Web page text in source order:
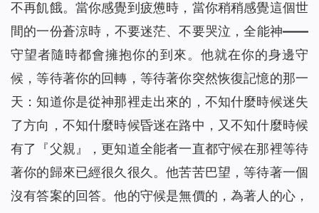
不再飢餓。當你感覺到疲憊時，當你稍稍感覺這個世
間的一份蒼涼時，不要迷茫、不要哭泣，全能神——
守望者隨時都會擁抱你的到來。他就在你的身邊守
候，等待著你的回轉，等待著你突然恢復記憶的那一
天：知道你是從神那裡走出來的，不知什麼時候迷失
了方向，不知什麼時候昏迷在路中，又不知什麼時候
有了『父親』，更知道全能者一直都守候在那裡等待
著你的歸來已經很久很久。他苦苦巴望，等待著一個
沒有答案的回答。他的守候是無價的，為著人的心，